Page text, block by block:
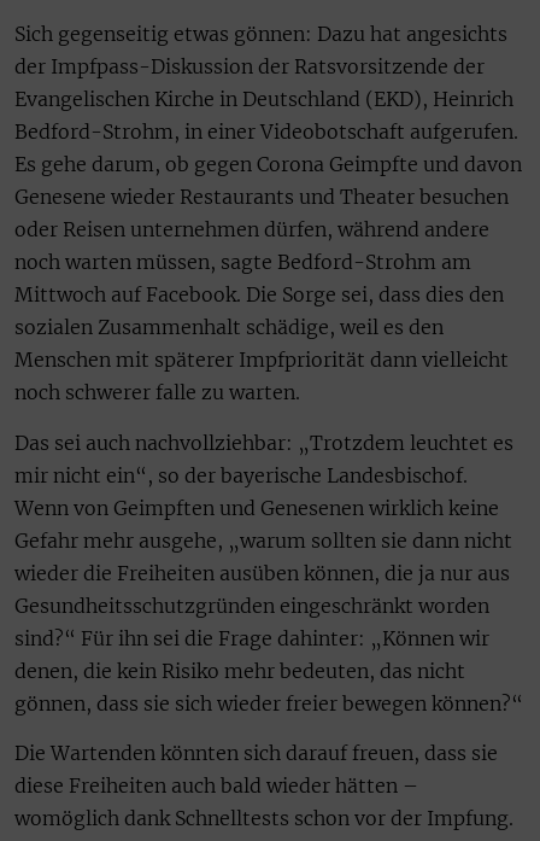
Sich gegenseitig etwas gönnen: Dazu hat angesichts
der Impfpass-Diskussion der Ratsvorsitzende der
Evangelischen Kirche in Deutschland (EKD), Heinrich
Bedford-Strohm, in einer Videobotschaft aufgerufen.
Es gehe darum, ob gegen Corona Geimpfte und davon
Genesene wieder Restaurants und Theater besuchen
oder Reisen unternehmen dürfen, während andere
noch warten müssen, sagte Bedford-Strohm am
Mittwoch auf Facebook. Die Sorge sei, dass dies den
sozialen Zusammenhalt schädige, weil es den
Menschen mit späterer Impfpriorität dann vielleicht
noch schwerer falle zu warten.
Das sei auch nachvollziehbar: „Trotzdem leuchtet es
mir nicht ein“, so der bayerische Landesbischof.
Wenn von Geimpften und Genesenen wirklich keine
Gefahr mehr ausgehe, „warum sollten sie dann nicht
wieder die Freiheiten ausüben können, die ja nur aus
Gesundheitsschutzgründen eingeschränkt worden
sind?“ Für ihn sei die Frage dahinter: „Können wir
denen, die kein Risiko mehr bedeuten, das nicht
gönnen, dass sie sich wieder freier bewegen können?“
Die Wartenden könnten sich darauf freuen, dass sie
diese Freiheiten auch bald wieder hätten –
womöglich dank Schnelltests schon vor der Impfung.